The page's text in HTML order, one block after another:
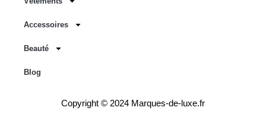
Accessoires
Beauté
Blog
Copyright © 2024 Marques-de-luxe.fr